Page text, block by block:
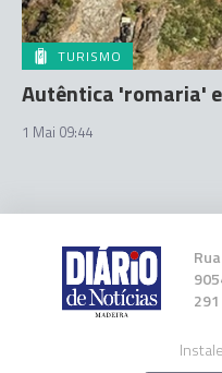
TURISMO
Autêntica 'romaria'
1 Mai 09:44